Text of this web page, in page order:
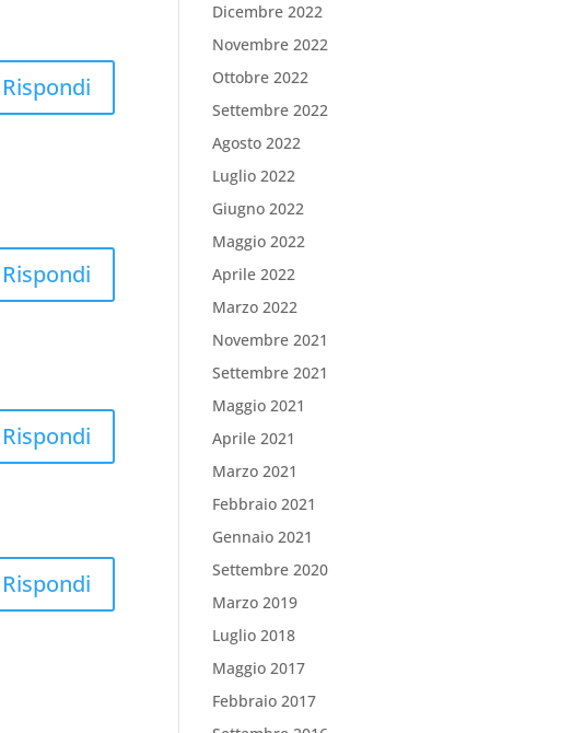
Rispondi
Rispondi
Rispondi
Rispondi
Dicembre 2022
Novembre 2022
Ottobre 2022
Settembre 2022
Agosto 2022
Luglio 2022
Giugno 2022
Maggio 2022
Aprile 2022
Marzo 2022
Novembre 2021
Settembre 2021
Maggio 2021
Aprile 2021
Marzo 2021
Febbraio 2021
Gennaio 2021
Settembre 2020
Marzo 2019
Luglio 2018
Maggio 2017
Febbraio 2017